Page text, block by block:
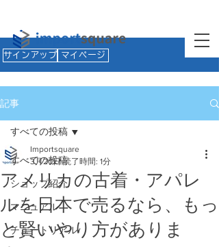
サインアップ マイページ
記事
すべての投稿
ショップ紹介
マニュアル
チュートリアル
すべての投稿
アメリカの古着・アパレ
ルを日本で売るなら、もっ
と賢いやり方がありま
Importsquare
3月20日 読了時間: 1分